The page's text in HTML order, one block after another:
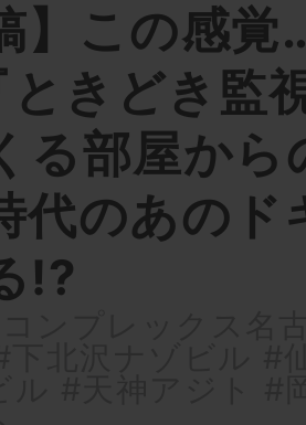
】この感
きどき監
る部屋から
代のあのド
!?